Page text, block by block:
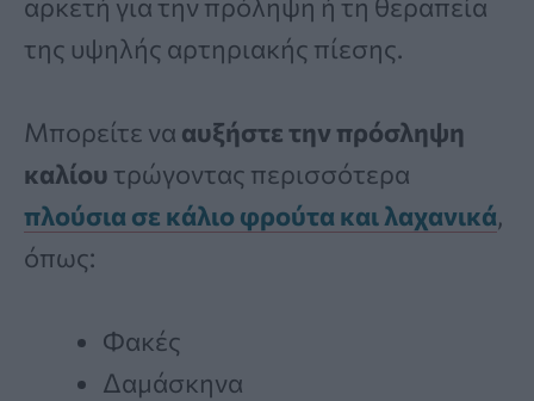
της υψηλής αρτηριακής πίεσης.
Μπορείτε να αυξήστε την πρόσληψη
καλίου τρώγοντας περισσότερα
πλούσια σε κάλιο φρούτα και λαχανικά,
όπως:
Φακές
Δαμάσκηνα